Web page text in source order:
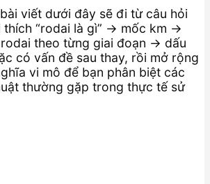
viết dưới đây sẽ đi từ câu hỏi
“rodai là gì” → mốc km →
theo từng giai đoạn → dấu
có vấn đề sau thay, rồi mở rộng
vi mô để bạn phân biệt các
thường gặp trong thực tế sử